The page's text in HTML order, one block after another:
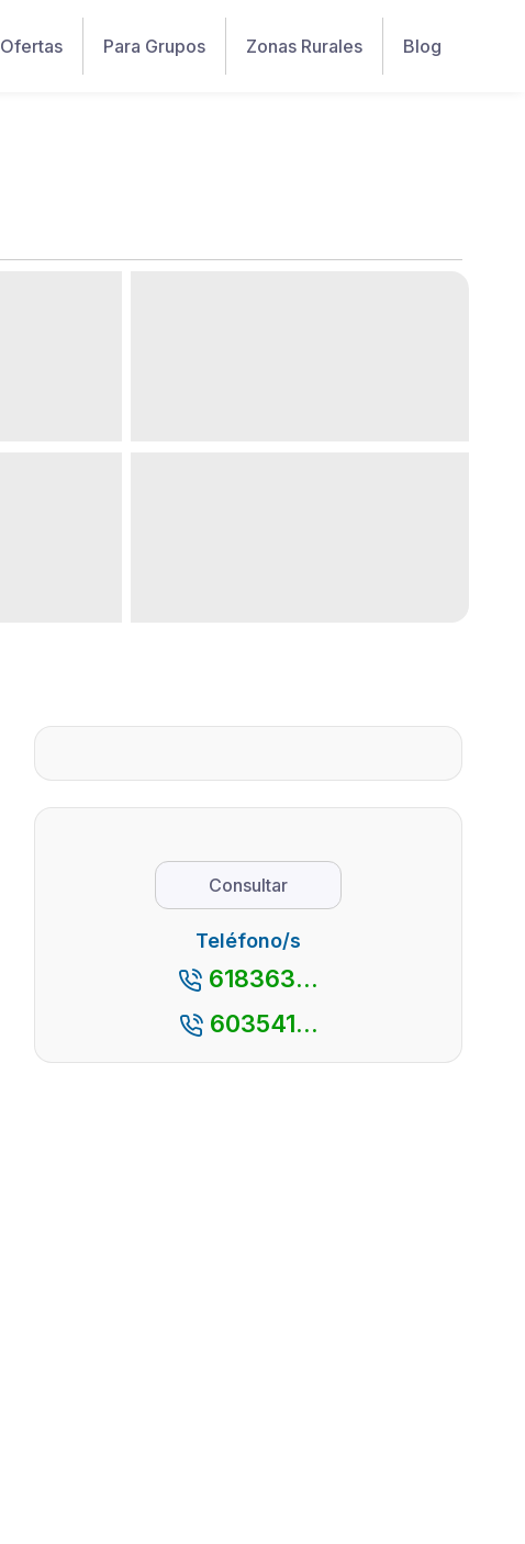
Ofertas Para Grupos Zonas Rurales Blog
Consultar
Teléfono/s
618363...
603541...